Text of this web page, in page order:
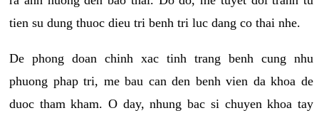
tien su dung thuoc dieu tri benh tri luc dang co thai nhe.
De phong doan chinh xac tinh trang benh cung nhu
phuong phap tri, me bau can den benh vien da khoa de
duoc tham kham. O day, nhung bac si chuyen khoa tay